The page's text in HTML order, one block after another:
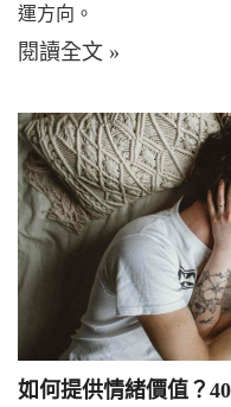
運方向。
閱讀全文 »
如何提供情緒價值？